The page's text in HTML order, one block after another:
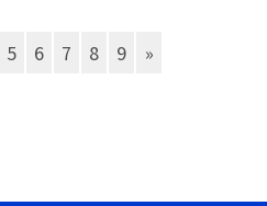
5 6 7 8 9 »